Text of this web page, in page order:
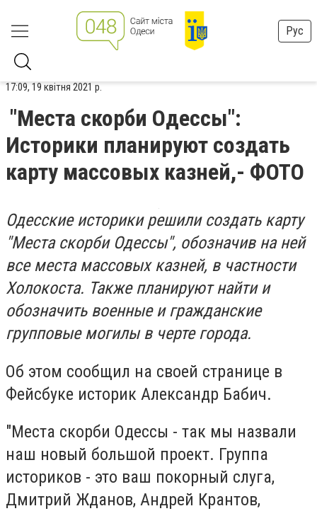
Рус
17:09, 19 квітня 2021 р.
"Места скорби Одессы":
Историки планируют создать
карту массовых казней,- ФОТО
Одесские историки решили создать карту
"Места скорби Одессы", обозначив на ней
все места массовых казней, в частности
Холокоста. Также планируют найти и
обозначить военные и гражданские
групповые могилы в черте города.
Об этом сообщил на своей странице в
Фейсбуке историк Александр Бабич.
"Места скорби Одессы - так мы назвали
наш новый большой проект. Группа
историков - это ваш покорный слуга,
Дмитрий Жданов, Андрей Крантов,